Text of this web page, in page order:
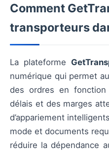
Comment
transporteurs
La plateforme
numérique qui permet
des ordres en
délais et des marges
d’appariement
mode et documents
réduire la dépendance